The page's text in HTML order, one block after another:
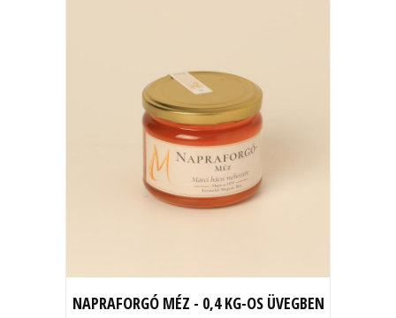
NAPRAFORGÓ MÉZ - 0,4 KG-OS ÜVEGBEN